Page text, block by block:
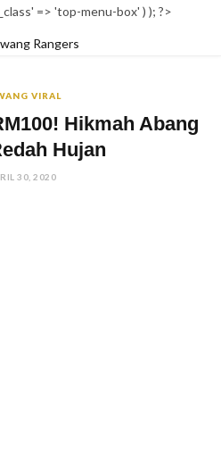
=> 'top-menu-box' ) ); ?>
VIRAL
Hikmah Abang
Hujan
30, 2020